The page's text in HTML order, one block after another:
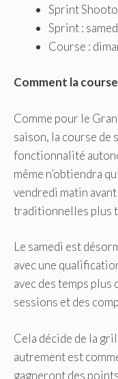
Sprint
Sprint :
Course :
Comment la
Comme pour le
saison, la course de
fonctionnalité
même n’obtiendra
vendredi matin
traditionnelles plus
Le samedi est
avec une
avec des temps
sessions et des
Cela décide de la
autrement est
gagneront des